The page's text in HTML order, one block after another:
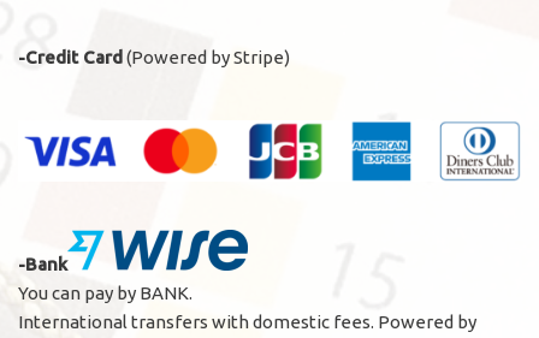
-Credit Card (Powered by Stripe)
-Bank
You can pay by BANK.
International transfers with domestic fees. Powered by